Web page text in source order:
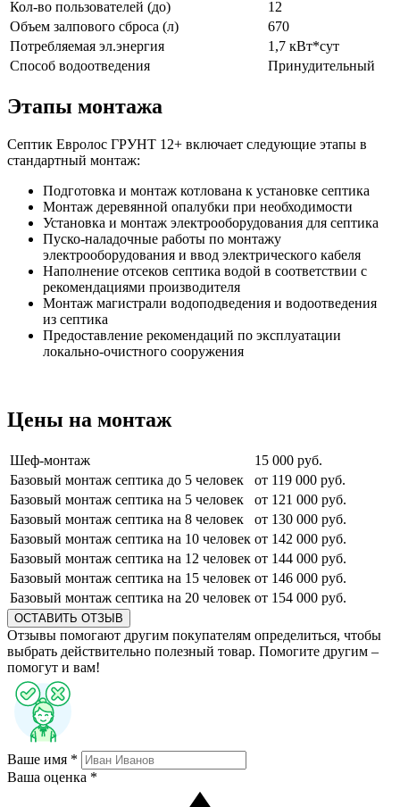
Кол-во пользователей (до)
12
Объем залпового сброса (л)
670
Потребляемая эл.энергия
1,7 кВт*сут
Способ водоотведения
Принудительный
Этапы монтажа
Септик Евролос ГРУНТ 12+ включает следующие этапы в
стандартный монтаж:
Подготовка и монтаж котлована к установке септика
Монтаж деревянной опалубки при необходимости
Установка и монтаж электрооборудования для септика
Пуско-наладочные работы по монтажу
электрооборудования и ввод электрического кабеля
Наполнение отсеков септика водой в соответствии с
рекомендациями производителя
Монтаж магистрали водоподведения и водоотведения
из септика
Предоставление рекомендаций по эксплуатации
локально-очистного сооружения
Цены на монтаж
Шеф-монтаж
15 000 руб.
Базовый монтаж септика до 5 человек
от 119 000 руб.
Базовый монтаж септика на 5 человек
от 121 000 руб.
Базовый монтаж септика на 8 человек
от 130 000 руб.
Базовый монтаж септика на 10 человек от 142 000 руб.
Базовый монтаж септика на 12 человек от 144 000 руб.
Базовый монтаж септика на 15 человек от 146 000 руб.
Базовый монтаж септика на 20 человек от 154 000 руб.
ОСТАВИТЬ ОТЗЫВ
Отзывы помогают другим покупателям определиться, чтобы
выбрать действительно полезный товар. Помогите другим –
помогут и вам!
Ваше имя *
Ваша оценка *